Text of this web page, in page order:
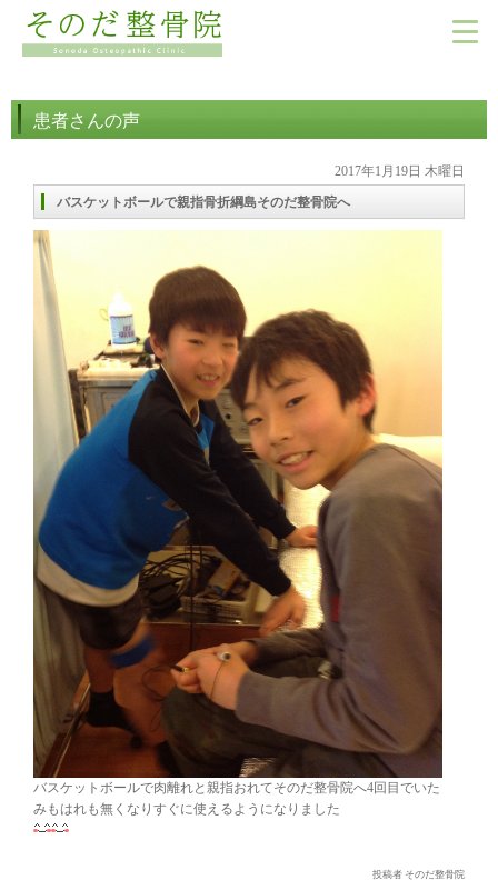
患者さんの声
2017年1月19日 木曜日
バスケットボールで親指骨折綱島そのだ整骨院へ
バスケットボールで肉離れと親指おれてそのだ整骨院へ4回目でいた
みもはれも無くなりすぐに使えるようになりました
投稿者 そのだ整骨院